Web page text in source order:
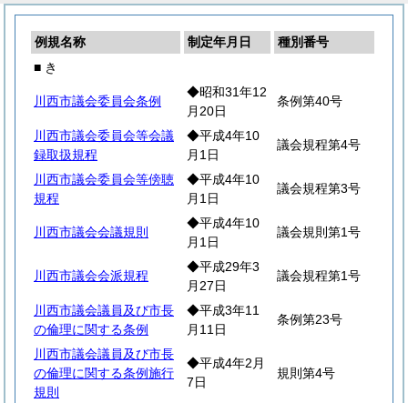
例規名称 制定年月日
種別番号
■ き
川西市議会委員会条例
◆昭和31年12
月20日
条例第40号
川西市議会委員会等会議
録取扱規程
◆平成4年10
月1日
議会規程第4号
川西市議会委員会等傍聴
規程
◆平成4年10
月1日
議会規程第3号
川西市議会会議規則
◆平成4年10
月1日
議会規則第1号
川西市議会会派規程
◆平成29年3
月27日
議会規程第1号
川西市議会議員及び市長
の倫理に関する条例
◆平成3年11
月11日
条例第23号
川西市議会議員及び市長
の倫理に関する条例施行
規則
◆平成4年2月
7日
規則第4号